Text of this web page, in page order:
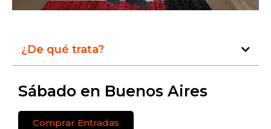
¿De qué trata?
Sábado en Buenos Aires
Comprar Entradas